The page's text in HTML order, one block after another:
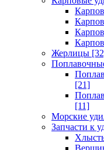
Жерлицы
[21]
[11]
Морские
Запчасти к